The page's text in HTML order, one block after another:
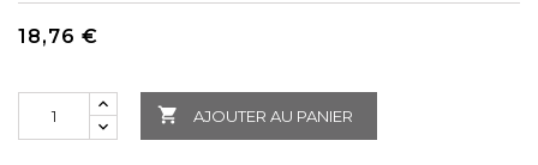
18,76 €
 AJOUTER AU PANIER